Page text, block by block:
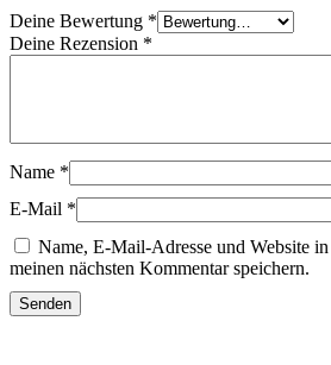
Deine Bewertung *
Deine Rezension *
Name *
E-Mail *
Name, E-Mail-Adresse und Website
meinen nächsten Kommentar speichern.